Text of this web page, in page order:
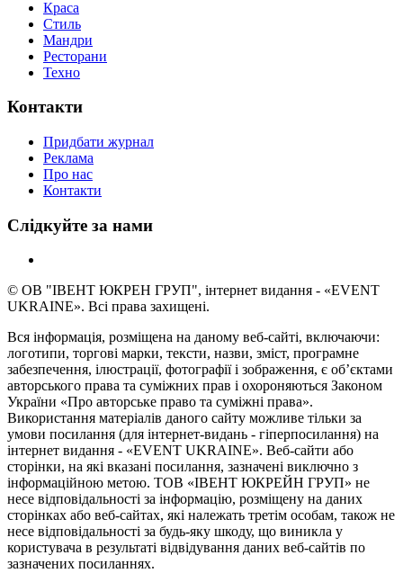
Краса
Стиль
Мандри
Ресторани
Техно
Контакти
Придбати журнал
Реклама
Про нас
Контакти
Слідкуйте за нами
© ОВ "ІВЕНТ ЮКРЕН ГРУП", інтернет видання - «EVENT
UKRAINE». Всі права захищені.
Вся інформація, розміщена на даному веб-сайті, включаючи:
логотипи, торгові марки, тексти, назви, зміст, програмне
забезпечення, ілюстрації, фотографії і зображення, є об’єктами
авторського права та суміжних прав і охороняються Законом
України «Про авторське право та суміжні права».
Використання матеріалів даного сайту можливе тільки за
умови посилання (для інтернет-видань - гіперпосилання) на
інтернет видання - «EVENT UKRAINE». Веб-сайти або
сторінки, на які вказані посилання, зазначені виключно з
інформаційною метою. ТОВ «ІВЕНТ ЮКРЕЙН ГРУП» не
несе відповідальності за інформацію, розміщену на даних
сторінках або веб-сайтах, які належать третім особам, також не
несе відповідальності за будь-яку шкоду, що виникла у
користувача в результаті відвідування даних веб-сайтів по
зазначених посиланнях.